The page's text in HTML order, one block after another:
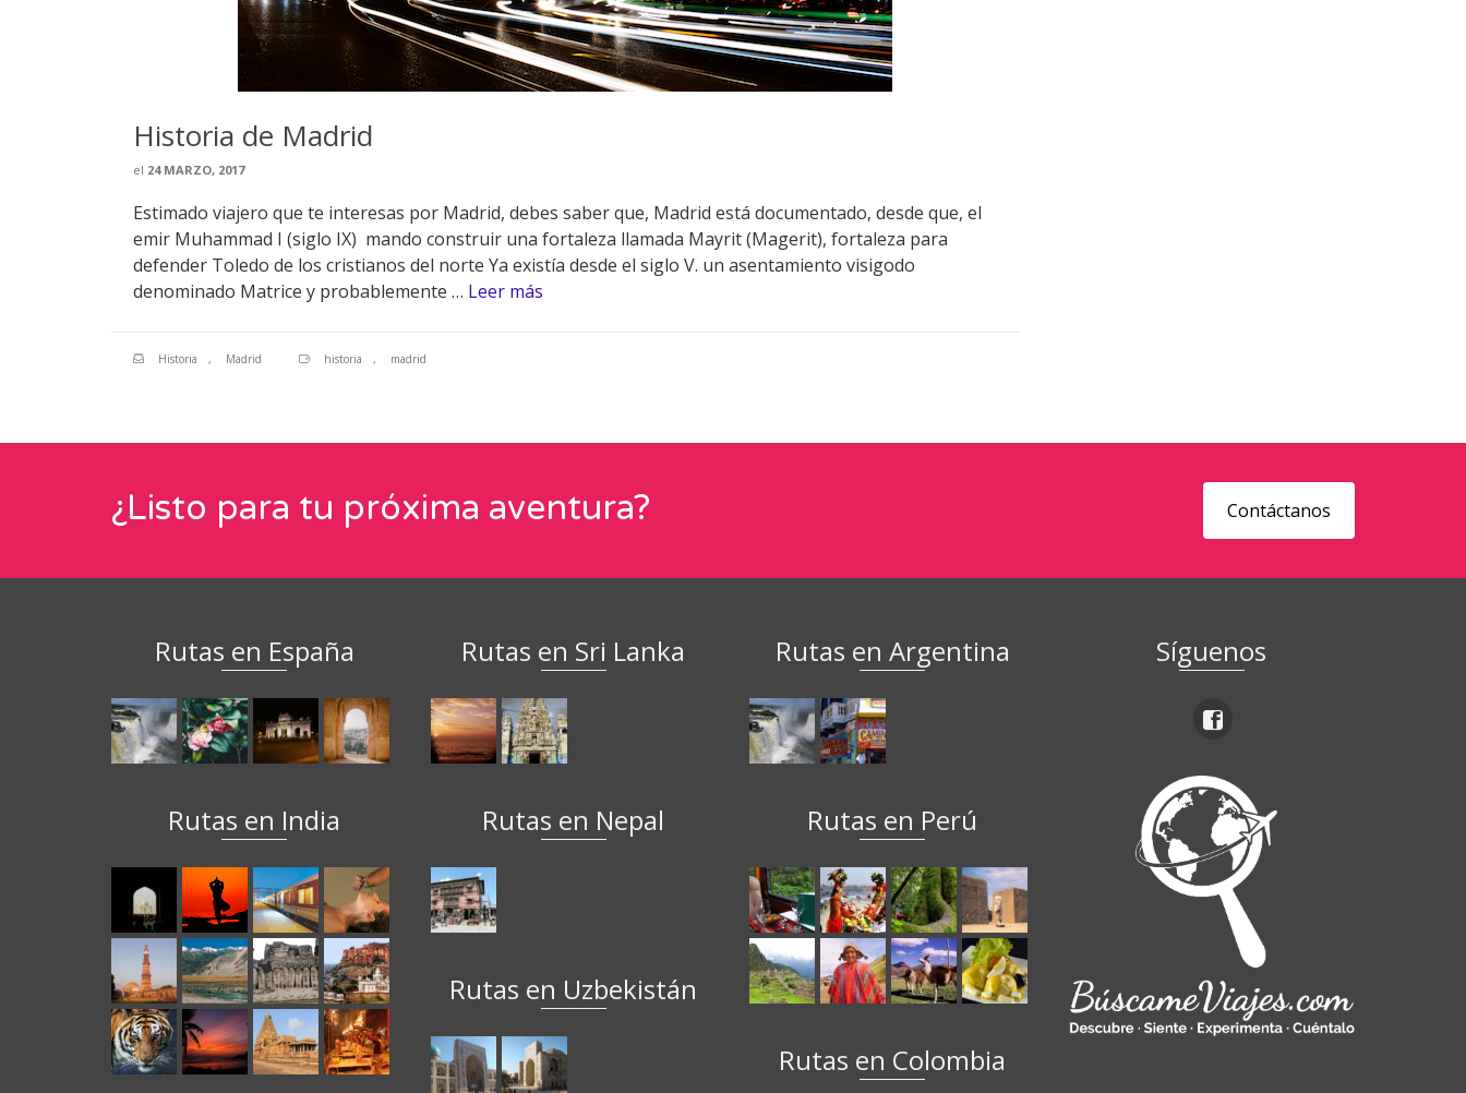
Historia de Madrid
el 24 MARZO, 2017
Estimado viajero que te interesas por Madrid, debes saber que, Madrid está documentado, desde que, el
emir Muhammad I (siglo IX) mando construir una fortaleza llamada Mayrit (Magerit), fortaleza para
defender Toledo de los cristianos del norte Ya existía desde el siglo V. un asentamiento visigodo
denominado Matrice y probablemente … Leer más
Historia , Madrid historia , madrid
¿Listo para tu próxima aventura? Contáctanos
Rutas en España
Rutas en India
Rutas en Sri Lanka
Rutas en Nepal
Rutas en Uzbekistán
Rutas en Argentina
Rutas en Perú
Rutas en Colombia
Síguenos